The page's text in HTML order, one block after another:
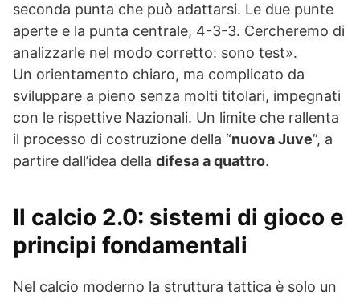
seconda punta che può adattarsi. Le due punte
aperte e la punta centrale, 4-3-3. Cercheremo di
analizzarle nel modo corretto: sono test».
Un orientamento chiaro, ma complicato da
sviluppare a pieno senza molti titolari, impegnati
con le rispettive Nazionali. Un limite che rallenta
il processo di costruzione della “nuova Juve”, a
partire dall’idea della difesa a quattro.
Il calcio 2.0: sistemi di gioco e
principi fondamentali
Nel calcio moderno la struttura tattica è solo un